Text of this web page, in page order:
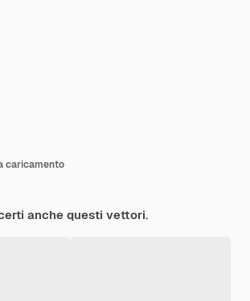
caricamento
anche questi vettori.